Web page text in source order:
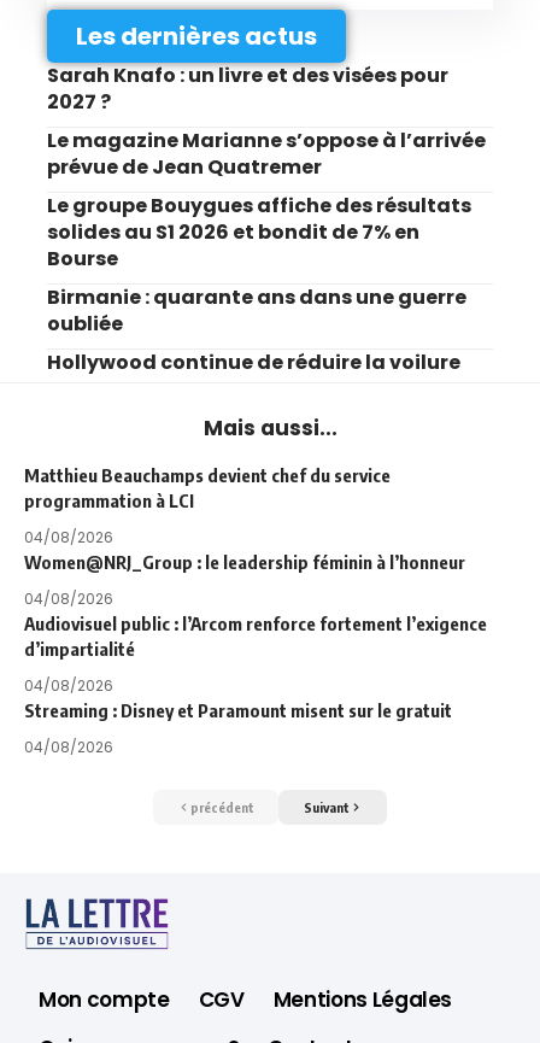
Les dernières actus
Sarah Knafo : un livre et des visées pour
2027 ?
Le magazine Marianne s’oppose à l’arrivée
prévue de Jean Quatremer
Le groupe Bouygues affiche des résultats
solides au S1 2026 et bondit de 7% en
Bourse
Birmanie : quarante ans dans une guerre
oubliée
Hollywood continue de réduire la voilure
Mais aussi...
Matthieu Beauchamps devient chef du service
programmation à LCI
04/08/2026
Women@NRJ_Group : le leadership féminin à l’honneur
04/08/2026
Audiovisuel public : l’Arcom renforce fortement l’exigence
d’impartialité
04/08/2026
Streaming : Disney et Paramount misent sur le gratuit
04/08/2026
précédent Suivant
Mon compte CGV
Mentions Légales